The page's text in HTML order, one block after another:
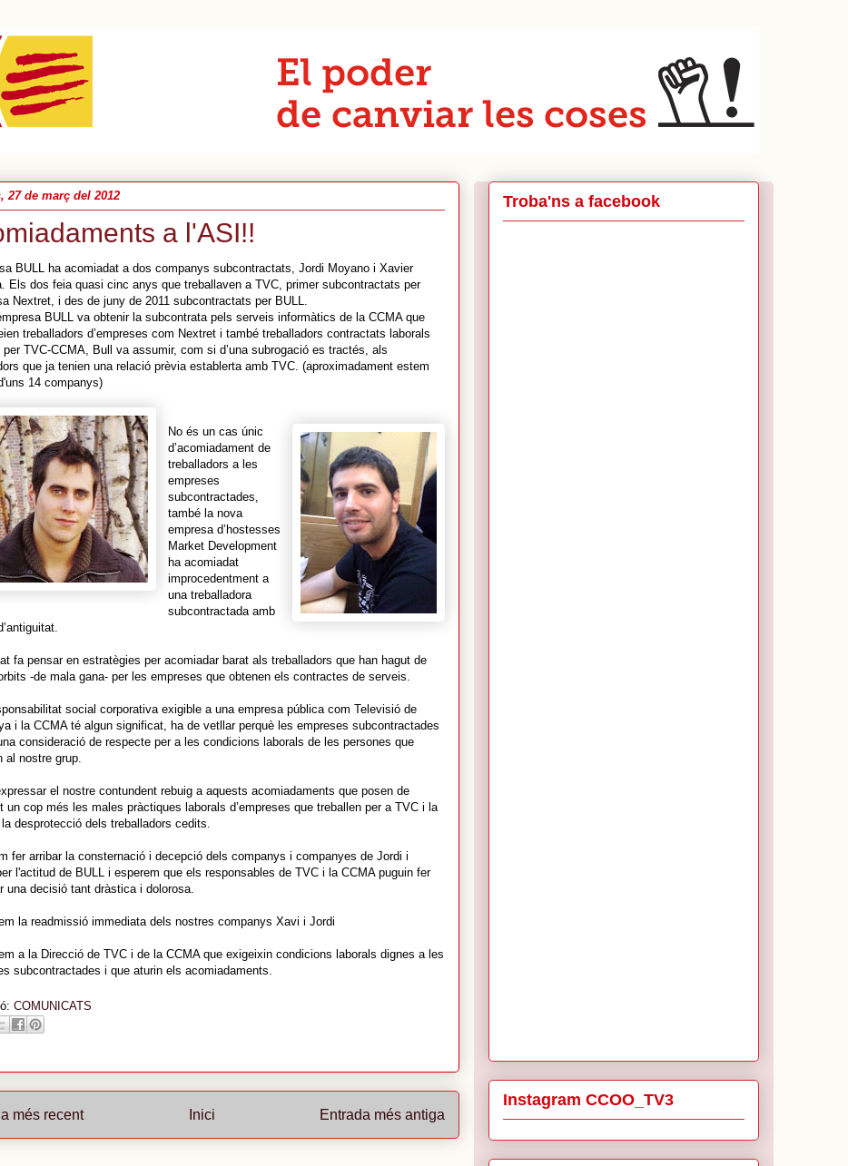
27 de març del 2012
a l'ASI!!
BULL ha acomiadat a dos companys subcontractats, Jordi Moyano i Xavier
Els dos feia quasi cinc anys que treballaven a TVC, primer subcontractats per
Nextret, i des de juny de 2011 subcontractats per BULL.
BULL va obtenir la subcontrata pels serveis informàtics de la CCMA que
treballadors d’empreses com Nextret i també treballadors contractats laborals
TVC-CCMA, Bull va assumir, com si d’una subrogació es tractés, als
que ja tenien una relació prèvia establerta amb TVC. (aproximadament estem
14 companys)
No és un cas únic
d’acomiadament de
treballadors a les
empreses
subcontractades,
també la nova
empresa d’hostesses
Market Development
ha acomiadat
improcedentment a
una treballadora
subcontractada amb
fa pensar en estratègies per acomiadar barat als treballadors que han hagut de
-de mala gana- per les empreses que obtenen els contractes de serveis.
social corporativa exigible a una empresa pública com Televisió de
i la CCMA té algun significat, ha de vetllar perquè les empreses subcontractades
consideració de respecte per a les condicions laborals de les persones que
al nostre grup.
el nostre contundent rebuig a aquests acomiadaments que posen de
un cop més les males pràctiques laborals d’empreses que treballen per a TVC i la
desprotecció dels treballadors cedits.
fer arribar la consternació i decepció dels companys i companyes de Jordi i
l'actitud de BULL i esperem que els responsables de TVC i la CCMA puguin fer
una decisió tant dràstica i dolorosa.
la readmissió immediata dels nostres companys Xavi i Jordi
a la Direcció de TVC i de la CCMA que exigeixin condicions laborals dignes a les
subcontractades i que aturin els acomiadaments.
COMUNICATS
més recent Entrada més antiga
Inici
Troba'ns a facebook
Instagram CCOO_TV3